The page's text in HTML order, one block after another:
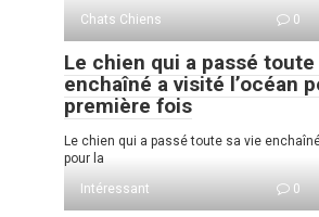
Chats Chiens
0
Le chien qui a passé toute
enchaîné a visité l’océan
première fois
Le chien qui a passé toute sa vie
pour la
Intéressant
0